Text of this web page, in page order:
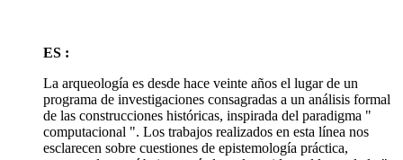
ES :
La arqueología es desde hace veinte años el lugar de un
programa de investigaciones consagradas a un análisis formal
de las construcciones históricas, inspirada del paradigma "
computacional ". Los trabajos realizados en esta línea nos
esclarecen sobre cuestiones de epistemología práctica,